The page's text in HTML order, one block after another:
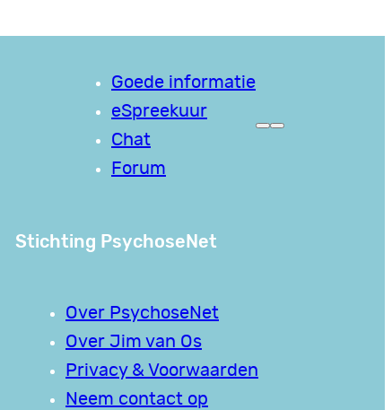
Goede informatie
eSpreekuur
Chat
Forum
Stichting PsychoseNet
Over PsychoseNet
Over Jim van Os
Privacy & Voorwaarden
Neem contact op